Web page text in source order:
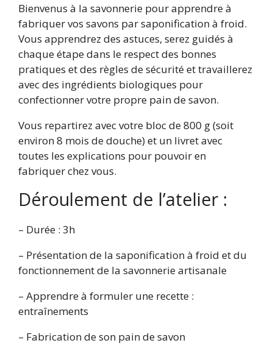
Bienvenus à la savonnerie pour apprendre à
fabriquer vos savons par saponification à froid.
Vous apprendrez des astuces, serez guidés à
chaque étape dans le respect des bonnes
pratiques et des règles de sécurité et travaillerez
avec des ingrédients biologiques pour
confectionner votre propre pain de savon.
Vous repartirez avec votre bloc de 800 g (soit
environ 8 mois de douche) et un livret avec
toutes les explications pour pouvoir en
fabriquer chez vous.
Déroulement de l’atelier :
– Durée : 3h
– Présentation de la saponification à froid et du
fonctionnement de la savonnerie artisanale
– Apprendre à formuler une recette :
entraînements
– Fabrication de son pain de savon